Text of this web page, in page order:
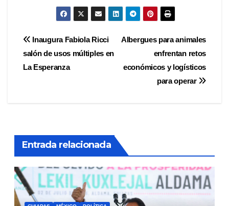
Navegación
de
Albergues para animales
enfrentan retos
económicos y logísticos
para operar
Inaugura Fabiola Ricci
salón de usos múltiples en
La Esperanza
Entrada relacionada